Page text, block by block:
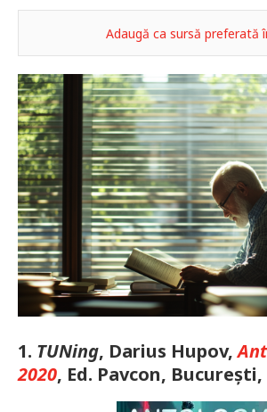
Adaugă ca sursă preferată
1. TUNing, Darius Hupov,
2020, Ed. Pavcon, București,